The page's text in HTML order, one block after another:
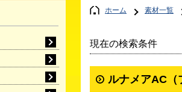
ホーム 素材一覧
現在の検索条件
ルナメアAC（